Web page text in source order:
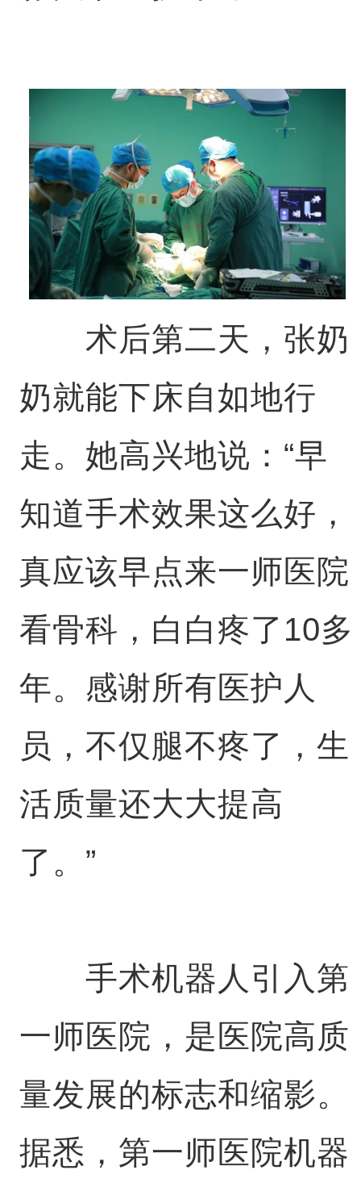
术后第二天，张奶
奶就能下床自如地行
走。她高兴地说：“早
知道手术效果这么好，
真应该早点来一师医院
看骨科，白白疼了10多
年。感谢所有医护人
员，不仅腿不疼了，生
活质量还大大提高
了。”
手术机器人引入第
一师医院，是医院高质
量发展的标志和缩影。
据悉，第一师医院机器